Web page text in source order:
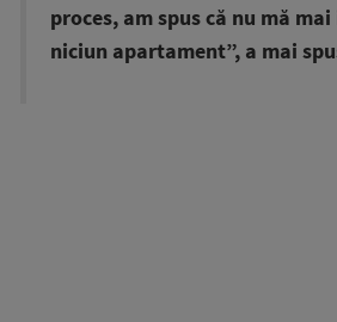
proces, am spus că nu mă
niciun apartament”, a mai